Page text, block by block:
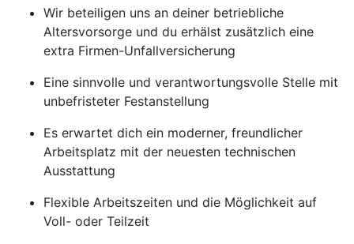
Wir beteiligen uns an deiner betriebliche
Altersvorsorge und du erhälst zusätzlich eine
extra Firmen-Unfallversicherung
Eine sinnvolle und verantwortungsvolle Stelle mit
unbefristeter Festanstellung
Es erwartet dich ein moderner, freundlicher
Arbeitsplatz mit der neuesten technischen
Ausstattung
Flexible Arbeitszeiten und die Möglichkeit auf
Voll- oder Teilzeit